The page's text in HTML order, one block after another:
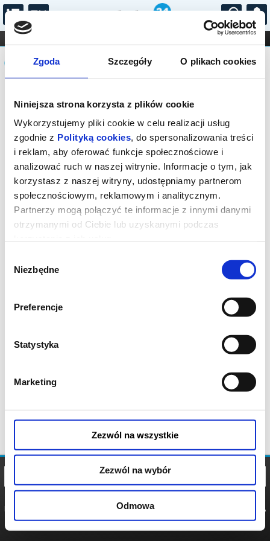
Zgoda Szczegóły O plikach cookies
Niniejsza strona korzysta z plików cookie
Wykorzystujemy pliki cookie w celu realizacji usług
zgodnie z Polityką cookies, do spersonalizowania treści
i reklam, aby oferować funkcje społecznościowe i
analizować ruch w naszej witrynie. Informacje o tym, jak
korzystasz z naszej witryny, udostępniamy partnerom
społecznościowym, reklamowym i analitycznym.
Partnerzy mogą połączyć te informacje z innymi danymi
otrzymanymi od Ciebie lub uzyskanymi podczas
zgody
Niezbędne
Preferencje
Statystyka
Marketing
Zezwól na wszystkie
Zezwól na wybór
Odmowa
...
FILHARMONIA OPERA I BALET
STAND-UP
DLA DZIECI
Komunikat
Sprzedaż biletów on-line na wydarzenie
została zakończona.
POLITYKA
POLITYKA